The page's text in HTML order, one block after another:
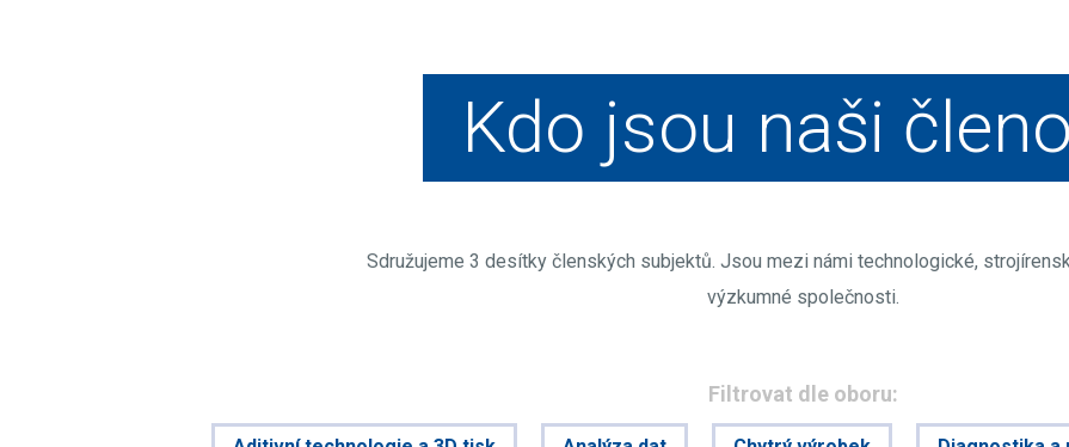
Kdo jsou naši
Sdružujeme 3 desítky členských subjektů. Jsou mezi námi technologické,
výzkumné společnosti.
Filtrovat dle oboru: